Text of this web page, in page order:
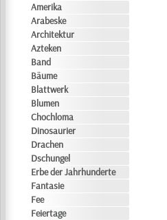
Amerika
Arabeske
Architektur
Azteken
Band
Bäume
Blattwerk
Blumen
Chochloma
Dinosaurier
Drachen
Dschungel
Erbe der Jahrhunderte
Fantasie
Fee
Feiertage